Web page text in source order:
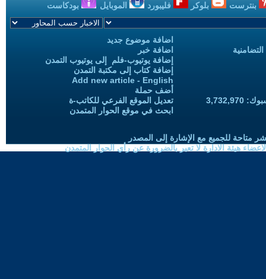
بنترست بلوكر فليبورد الموبايل بودكاست
اضافة موضوع جديد
اضافة خبر
إضافة يوتيوب-فلم إلى يوتيوب التمدن
إضافة كتاب إلى مكتبة التمدن
Add new article - English
أضف حملة
تعديل الموقع الفرعي للكاتب-ة
ابحث في موقع الحوار المتمدن
متاحة للجميع مع الإشارة إلى المصدر
هيئة الادارة لا تعبر بالضرورة عن رأي الحوار المتمدن